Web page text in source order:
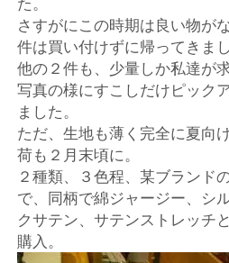
服
地
ア
ク
ー
ト
さすがにこの時期は良い物が
件は買い付けずに帰ってきまし
他の２件も、少量しか私達が
写真の様にすこしだけピック
ました。
ただ、生地も薄く完全に夏向
荷も２月末頃に。
２種類、３色程、某ブランド
で、同柄で綿ジャージー、シ
クサテン、サテンストレッチ
購入。